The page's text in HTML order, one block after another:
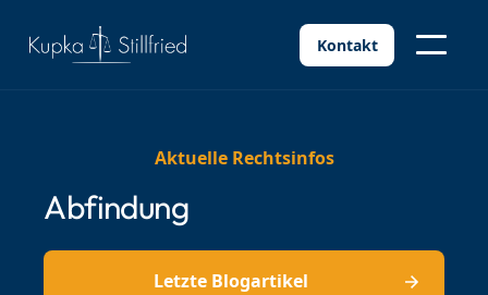
Kontakt
Aktuelle Rechtsinfos
Abfindung
Letzte Blogartikel